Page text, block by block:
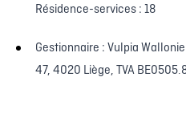
Résidence-services : 18
Gestionnaire : Vulpia
47, 4020 Liège, TVA